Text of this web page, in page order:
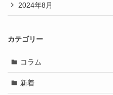
2024年8月
カテゴリー
コラム
新着